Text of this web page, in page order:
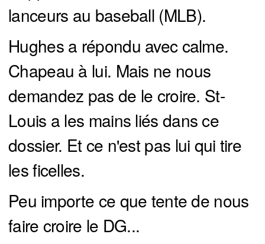
lanceurs au baseball (MLB).
Hughes a répondu avec calme.
Chapeau à lui. Mais ne nous
demandez pas de le croire. St-
Louis a les mains liés dans ce
dossier. Et ce n'est pas lui qui tire
les ficelles.
Peu importe ce que tente de nous
faire croire le DG...